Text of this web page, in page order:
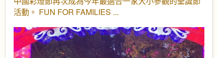
活動。 FUN FOR FAMILIES